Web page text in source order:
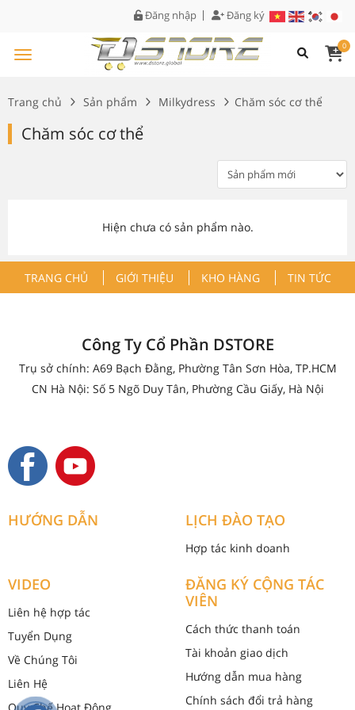
Đăng nhập Đăng ký
0
Trang chủ Sản phẩm Milkydress Chăm sóc cơ thể
Chăm sóc cơ thể
Hiện chưa có sản phẩm nào.
TRANG CHỦ GIỚI THIỆU KHO HÀNG TIN TỨC
Công Ty Cổ Phần DSTORE
Trụ sở chính: A69 Bạch Đằng, Phường Tân Sơn Hòa, TP.HCM
CN Hà Nội: Số 5 Ngõ Duy Tân, Phường Cầu Giấy, Hà Nội
HƯỚNG DẪN LỊCH ĐÀO TẠO
Hợp tác kinh doanh
VIDEO
Liên hệ hợp tác
Tuyển Dụng
Về Chúng Tôi
Liên Hệ
Quy Chế Hoạt Động
ĐĂNG KÝ CỘNG TÁC
VIÊN
Cách thức thanh toán
Tài khoản giao dịch
Hướng dẫn mua hàng
Chính sách đổi trả hàng